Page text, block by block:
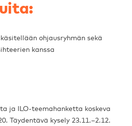
ohjausryhmän sekä
kanssa
ja ILO-teemahanketta koskeva
Täydentävä kysely 23.11.–2.12.